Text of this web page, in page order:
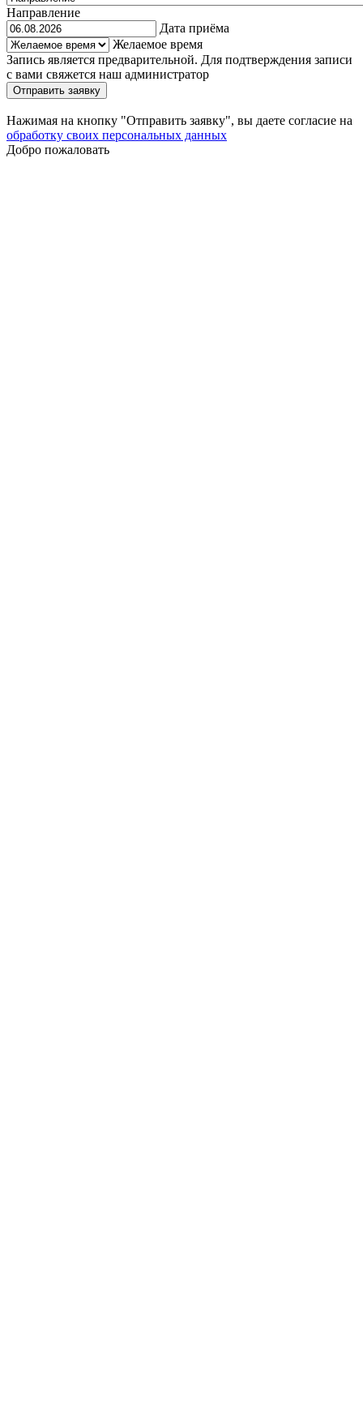
Направление
Дата приёма
Желаемое время
Запись является предварительной. Для подтверждения записи
с вами свяжется наш администратор
Отправить заявку
Нажимая на кнопку "Отправить заявку", вы даете согласие на
обработку своих персональных данных
Добро пожаловать